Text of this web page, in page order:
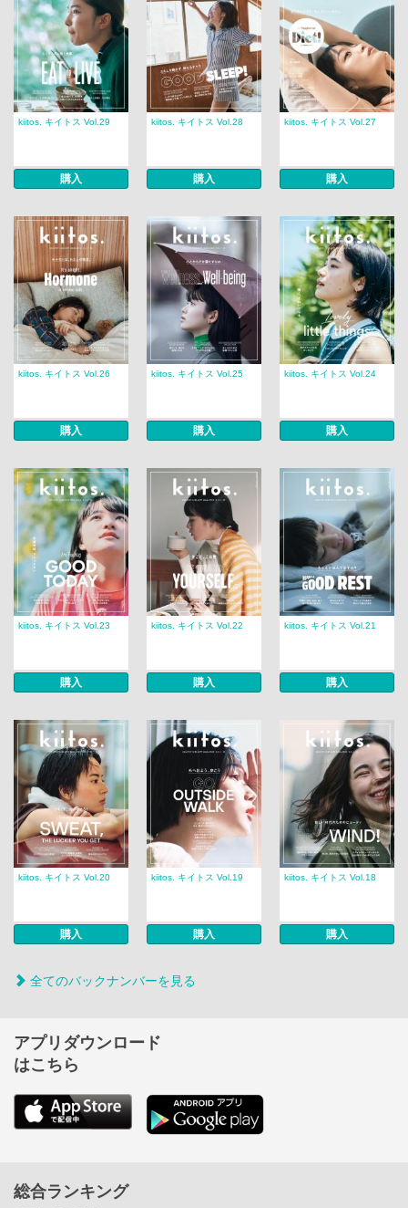
kiitos. キイトス Vol.29
購入
kiitos. キイトス Vol.28
購入
kiitos. キイトス Vol.27
購入
kiitos. キイトス Vol.26
購入
kiitos. キイトス Vol.25
購入
kiitos. キイトス Vol.24
購入
kiitos. キイトス Vol.23
購入
kiitos. キイトス Vol.22
購入
kiitos. キイトス Vol.21
購入
kiitos. キイトス Vol.20
購入
kiitos. キイトス Vol.19
購入
kiitos. キイトス Vol.18
購入
全てのバックナンバーを見る
アプリダウンロード
はこちら
総合ランキング